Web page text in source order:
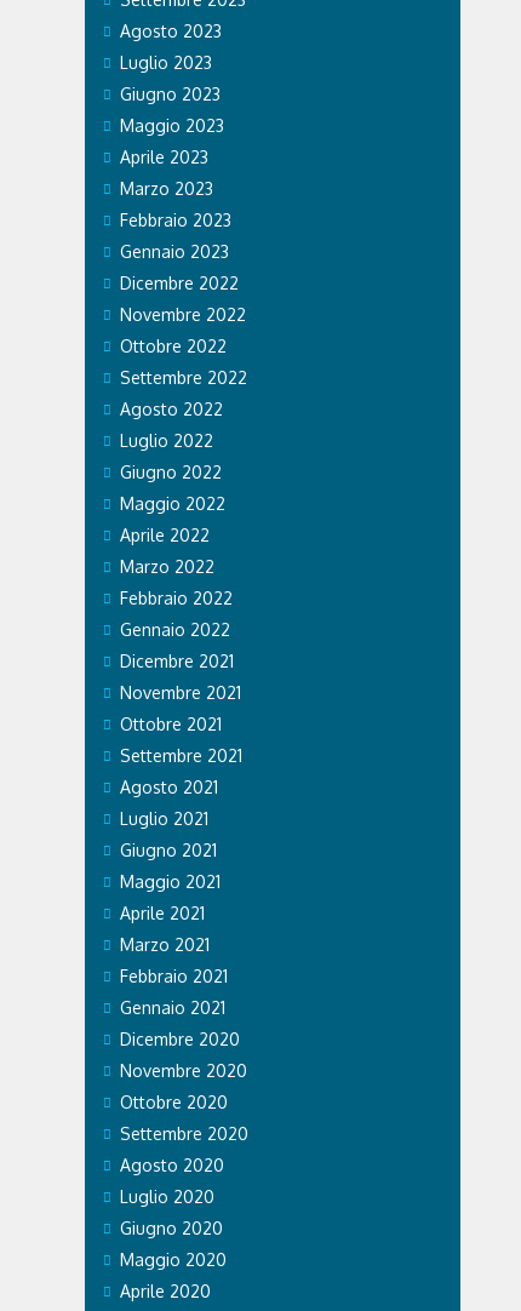
Agosto 2023
Luglio 2023
Giugno 2023
Maggio 2023
Aprile 2023
Marzo 2023
Febbraio 2023
Gennaio 2023
Dicembre 2022
Novembre 2022
Ottobre 2022
Settembre 2022
Agosto 2022
Luglio 2022
Giugno 2022
Maggio 2022
Aprile 2022
Marzo 2022
Febbraio 2022
Gennaio 2022
Dicembre 2021
Novembre 2021
Ottobre 2021
Settembre 2021
Agosto 2021
Luglio 2021
Giugno 2021
Maggio 2021
Aprile 2021
Marzo 2021
Febbraio 2021
Gennaio 2021
Dicembre 2020
Novembre 2020
Ottobre 2020
Settembre 2020
Agosto 2020
Luglio 2020
Giugno 2020
Maggio 2020
Aprile 2020